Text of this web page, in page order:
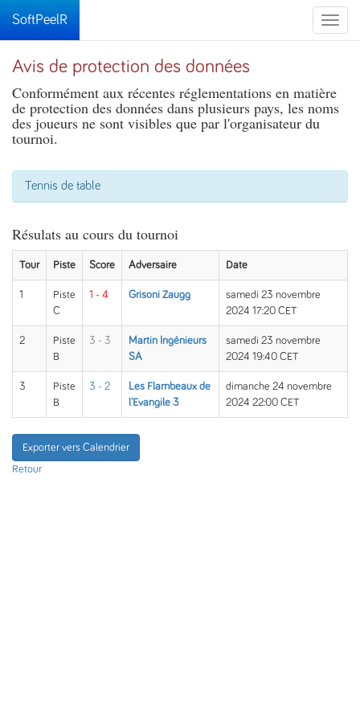
Toggle
SoftPeelR
Avis de protection des données
Conformément aux récentes réglementations en matière
de protection des données dans plusieurs pays, les noms
des joueurs ne sont visibles que par l'organisateur du
tournoi.
Tennis de table
Résulats au cours du tournoi
Tour Piste Score Adversaire Date
1
Piste
C
1 - 4 Grisoni Zaugg
samedi 23 novembre
2024 17:20 CET
2
Piste
B
3 - 3
Martin Ingénieurs
SA
samedi 23 novembre
2024 19:40 CET
3
Piste
B
3 - 2
Les Flambeaux de
l'Evangile 3
dimanche 24 novembre
2024 22:00 CET
Exporter vers Calendrier
Retour